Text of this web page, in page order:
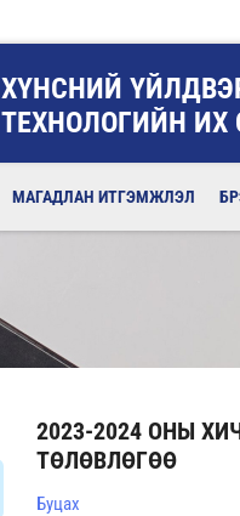
ХҮНСНИЙ
ТЕХНОЛОГИЙН ИХ
МАГАДЛАН ИТГЭМЖЛЭЛ
2023-2024 ОНЫ
ТӨЛӨВЛӨГӨӨ
Буцах